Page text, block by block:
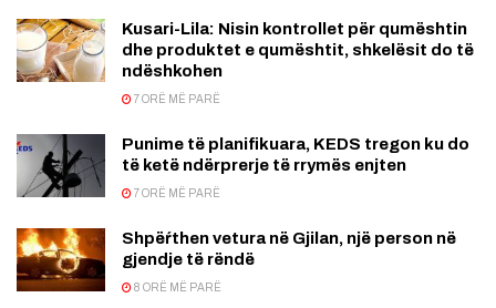
Kusari-Lila: Nisin kontrollet për qumështin
dhe produktet e qumështit, shkelësit do të
ndëshkohen
7 ORË MË PARË
Punime të planifikuara, KEDS tregon ku do
të ketë ndërprerje të rrymës enjten
7 ORË MË PARË
Shpëŕthen vetura në Gjilan, një person në
gjendje të rëndë
8 ORË MË PARË